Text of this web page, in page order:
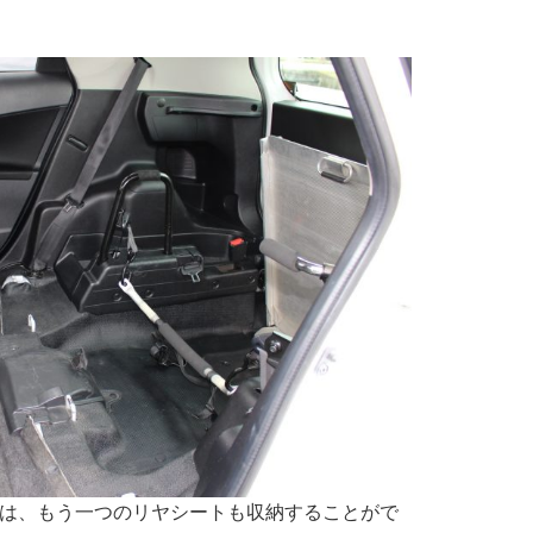
、もう一つのリヤシートも収納することがで